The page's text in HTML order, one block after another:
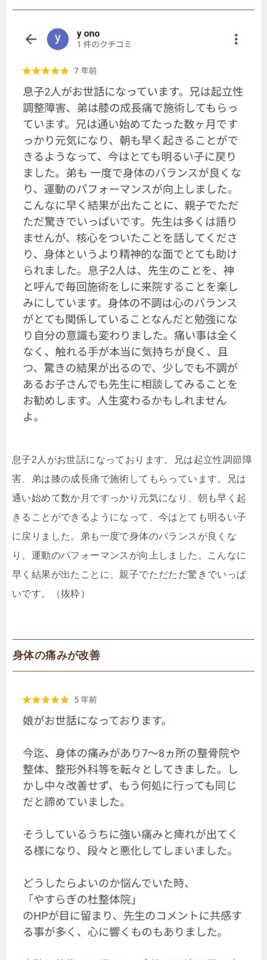
息子2人がお世話になっております。兄は起立性調節障
害、弟は膝の成長痛で施術してもらっています。兄は
通い始めて数か月ですっかり元気になり、朝も早く起
きることができるようになって、今はとても明るい子
に戻りました。弟も一度で身体のバランスが良くな
り、運動のパフォーマンスが向上しました。こんなに
早く結果が出たことに、親子でただただ驚きでいっぱ
いです。（抜粋）
身体の痛みが改善